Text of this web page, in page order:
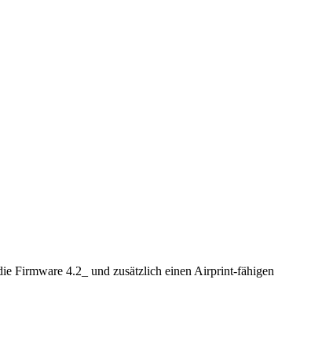
Firmware 4.2_ und zusätzlich einen Airprint-fähigen